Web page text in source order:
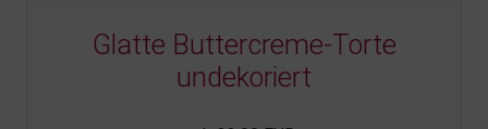
Glatte Buttercreme-Torte
undekoriert